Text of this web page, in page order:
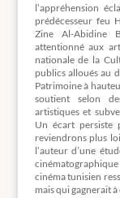
l’appréhension
prédécesseur feu
Zine Al-Abidine
attentionné aux
nationale de la
publics alloués au
Patrimoine à
soutient selon
artistiques et
Un écart persiste
reviendrons plus
l’auteur d’une
cinéma tunisien
mais qui gagnerait